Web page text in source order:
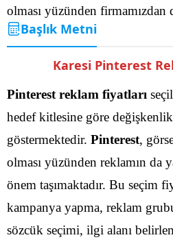
olması yüzünden firmamızdan
Başlık Metni
Karesi Pinterest
Pinterest reklam fiyatları
hedef kitlesine göre değişkenlik
göstermektedir. Pinterest,
olması yüzünden reklamın da
önem taşımaktadır. Bu seçim
kampanya yapma, reklam
sözcük seçimi, ilgi alanı